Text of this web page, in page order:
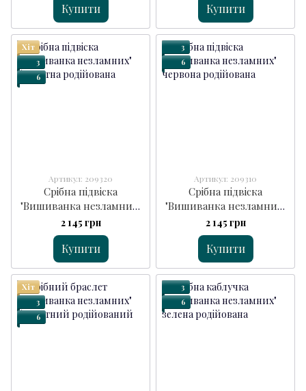
Купити Купити
Хіт
3
6
Артикул: 209320
Срібна підвіска
"Вишиванка незламних"
блакитна
2 145 грн
Купити
3
6
Артикул: 209310
Срібна підвіска
"Вишиванка незламних"
червона
2 145 грн
Купити
Хіт
3
6
3
6